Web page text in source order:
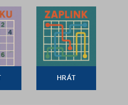
HRÁT